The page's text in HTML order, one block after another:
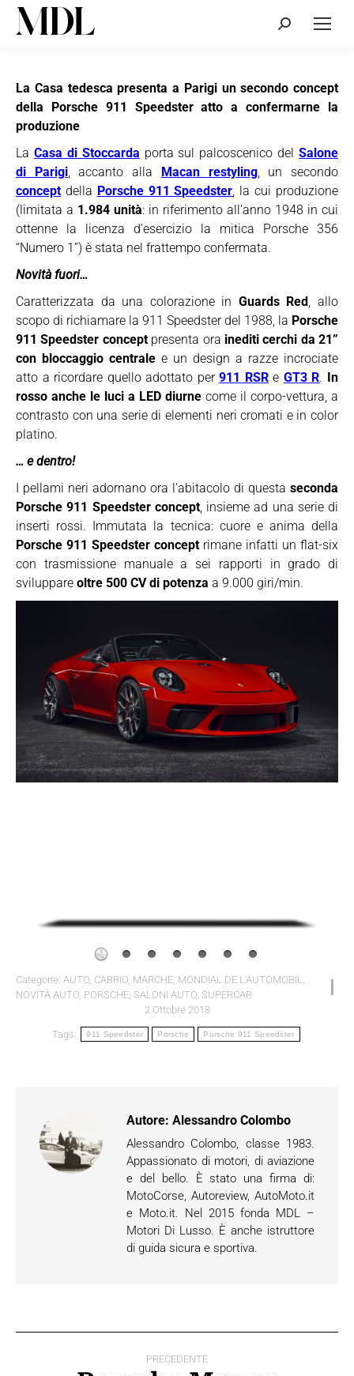
Cerca:
La Casa tedesca presenta a Parigi un secondo concept
della Porsche 911 Speedster atto a confermarne la
produzione
La Casa di Stoccarda porta sul palcoscenico del Salone
di Parigi, accanto alla Macan restyling, un secondo
conceptdella Porsche 911 Speedster, la cui produzione
(limitata a 1.984 unità: in riferimento all’anno 1948 in cui
ottenne la licenza d’esercizio la mitica Porsche 356
“Numero 1”) è stata nel frattempo confermata.
Novità fuori…
Caratterizzata da una colorazione in Guards Red, allo
scopo di richiamare la 911 Speedster del 1988, la Porsche
911 Speedster conceptpresenta ora inediti cerchi da 21”
con bloccaggio centrale e un design a razze incrociate
atto a ricordare quello adottato per911 RSRe GT3 R. In
rosso anche le luci a LED diurne come il corpo-vettura, a
contrasto con una serie di elementi neri cromati e in color
platino.
… e dentro!
I pellami neri adornano ora l’abitacolo di questa seconda
Porsche 911 Speedster concept, insieme ad una serie di
inserti rossi. Immutata la tecnica: cuore e anima della
Porsche 911 Speedster conceptrimane infatti un flat-six
con trasmissione manuale a sei rapporti in grado di
sviluppare oltre 500 CV di potenza a 9.000 giri/min.
Categorie: AUTO, CABRIO, MARCHE, MONDIAL DE L'AUTOMOBIL,
NOVITÀ AUTO, PORSCHE, SALONI AUTO, SUPERCAR
2 Ottobre 2018
Tags: 911 Speedster Porsche Porsche 911 Speedster
Autore: Alessandro Colombo
Alessandro Colombo, classe 1983.
Appassionato di motori, di aviazione
e del bello. È stato una firma di:
MotoCorse, Autoreview, AutoMoto.it
e Moto.it. Nel 2015 fonda MDL –
Motori Di Lusso. È anche istruttore
di guida sicura e sportiva.
PRECEDENTE